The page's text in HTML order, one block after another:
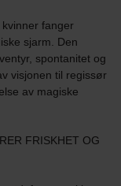
fanger
sjarm. Den
spontanitet og
visjonen til regissør
av magiske
FRISKHET OG